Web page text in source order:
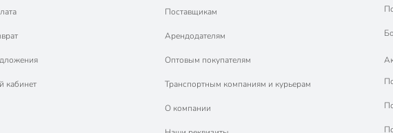
кабинет
Поставщикам
Арендодателям
Оптовым покупателям
Транспортным компаниям и курьерам
О компании